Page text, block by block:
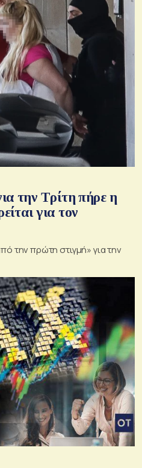
την Τρίτη πήρε η
για τον
την πρώτη στιγμή» για την